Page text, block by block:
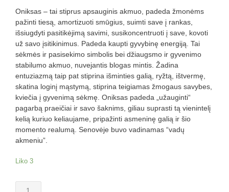
Oniksas – tai stiprus apsauginis akmuo, padeda žmonėms
pažinti tiesą, amortizuoti smūgius, suimti save į rankas,
išsiugdyti pasitikėjimą savimi, susikoncentruoti į save, kovoti
už savo įsitikinimus. Padeda kaupti gyvybinę energiją. Tai
sėkmės ir pasisekimo simbolis bei džiaugsmo ir gyvenimo
stabilumo akmuo, nuvejantis blogas mintis. Žadina
entuziazmą taip pat stiprina išminties galią, ryžtą, ištvermę,
skatina loginį mąstymą, stiprina teigiamas žmogaus savybes,
kviečia į gyvenimą sėkmę. Oniksas padeda „užauginti“
pagarbą praeičiai ir savo šaknims, giliau suprasti tą vienintelį
kelią kuriuo keliaujame, pripažinti asmeninę galią ir šio
momento realumą. Senovėje buvo vadinamas “vadų
akmeniu”.
Liko 3
produkto